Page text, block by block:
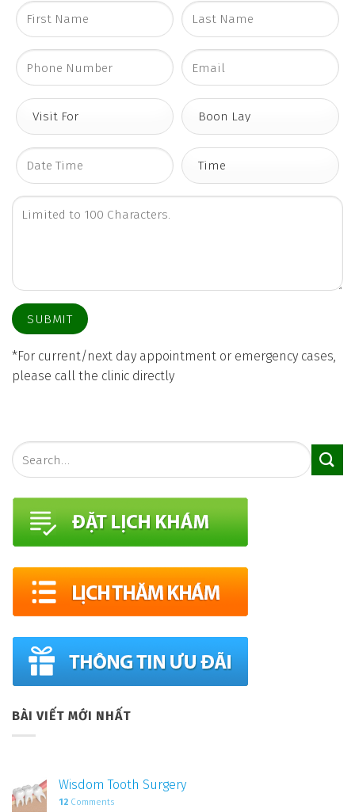
*For current/next day appointment or emergency cases,
please call the clinic directly
BÀI VIẾT MỚI NHẤT
Wisdom Tooth Surgery
12 Comments